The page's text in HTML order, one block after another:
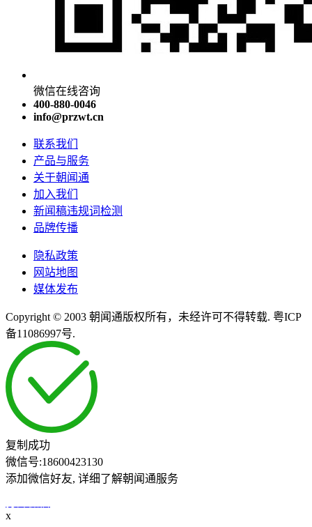
微信在线咨询
400-880-0046
info@przwt.cn
联系我们
产品与服务
关于朝闻通
加入我们
新闻稿违规词检测
品牌传播
隐私政策
网站地图
媒体发布
Copyright © 2003 朝闻通版权所有，未经许可不得转载. 粤ICP
备11086997号.
复制成功
微信号:18600423130
添加微信好友, 详细了解朝闻通服务
x